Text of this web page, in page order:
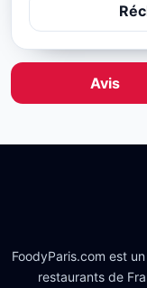
Avis
FoodyParis.com est
restaurants de